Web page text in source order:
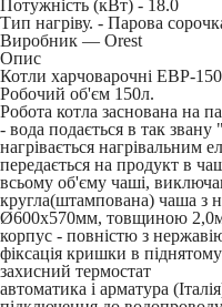
Потужність (кВт) - 18.0
Тип нагріву. - Парова
Виробник — Orest
Опис
Котли харчоварочні EBP-
Робочий об'єм 150л.
Робота котла заснована на
- вода подається в так
нагрівається нагрівальним
передається на продукт в
всьому об'єму чаші,
кругла(штампована) чаша з
Ø600х570мм, товщиною
корпус - повністю з
фіксація кришки в
захисний термостат
автоматика і арматура